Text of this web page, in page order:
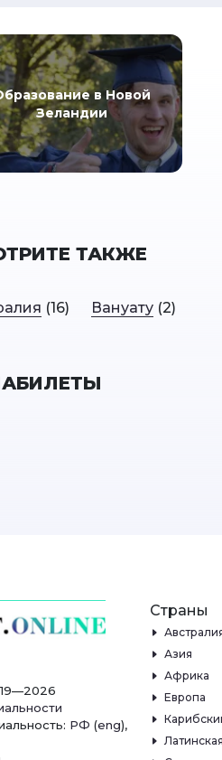
в Новой
Зеландии
ТАКЖЕ
(16) Вануату (2)
РФ (eng),
Страны
Азия
Африка
Европа